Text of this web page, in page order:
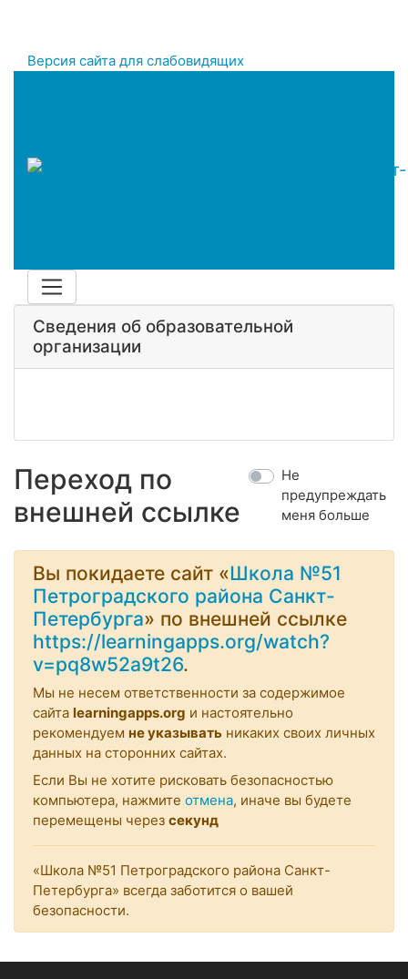
Версия сайта для слабовидящих
Сведения об образовательной
организации
Переход по
внешней ссылке
Не
предупреждать
меня больше
Вы покидаете сайт «Школа №51
Петроградского района Санкт-
Петербурга» по внешней ссылке
https://learningapps.org/watch?
v=pq8w52a9t26.
Мы не несем ответственности за содержимое
сайта learningapps.org и настоятельно
рекомендуем не указывать никаких своих личных
данных на сторонних сайтах.
Если Вы не хотите рисковать безопасностью
компьютера, нажмите отмена, иначе вы будете
перемещены через секунд
«Школа №51 Петроградского района Санкт-
Петербурга» всегда заботится о вашей
безопасности.